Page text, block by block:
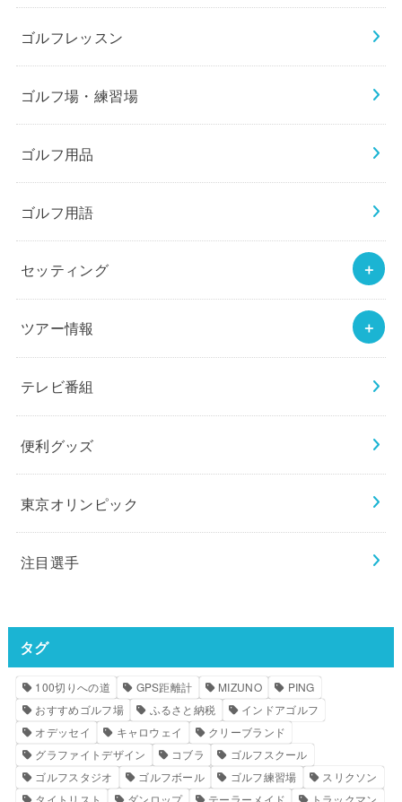
ゴルフレッスン
ゴルフ場・練習場
ゴルフ用品
ゴルフ用語
セッティング
ツアー情報
テレビ番組
便利グッズ
東京オリンピック
注目選手
タグ
100切りへの道 GPS距離計 MIZUNO
PING
おすすめゴルフ場
ふるさと納税
インドアゴルフ
オデッセイ
キャロウェイ
クリーブランド
グラファイトデザイン
コブラ
ゴルフスクール
ゴルフスタジオ
ゴルフボール ゴルフ練習場
スリクソン
タイトリスト
ダンロップ テーラーメイド トラックマン